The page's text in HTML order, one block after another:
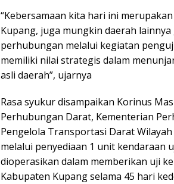
“Kebersamaan kita hari ini
Kupang, juga mungkin daerah
perhubungan melalui kegiatan
memiliki nilai strategis dalam
asli daerah”, ujarnya
Rasa syukur disampaikan Korinus
Perhubungan Darat, Kementerian
Pengelola Transportasi Darat
melalui penyediaan 1 unit kendaraan
dioperasikan dalam memberikan uji
Kabupaten Kupang selama 45 hari